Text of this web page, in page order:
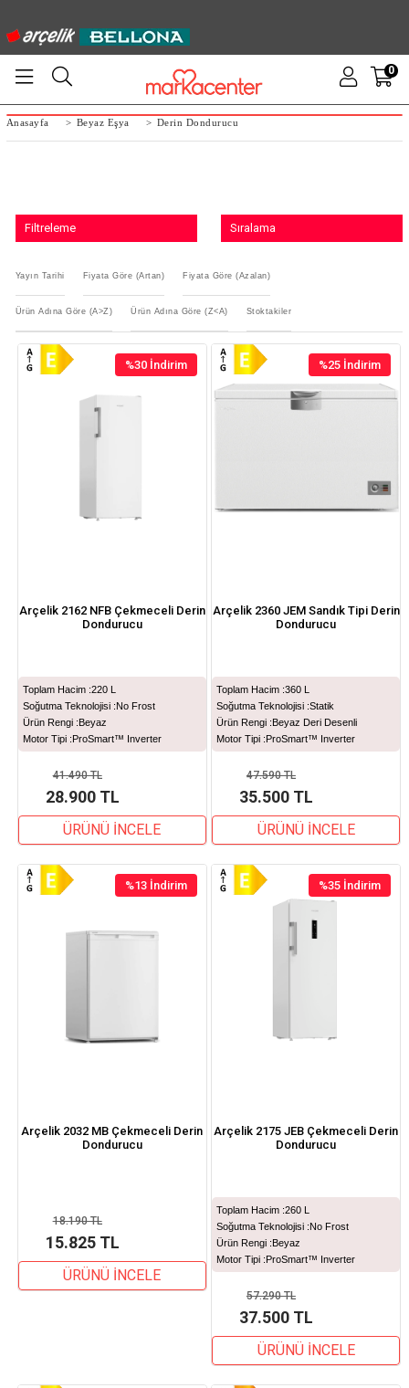
0
Anasayfa > Beyaz Eşya > Derin Dondurucu
Filtreleme Sıralama
Yayın Tarihi Fiyata Göre (Artan) Fiyata Göre (Azalan)
Ürün Adına Göre (A>Z) Ürün Adına Göre (Z<A) Stoktakiler
Arçelik 2162 NFB Çekmeceli Derin
Dondurucu
Toplam Hacim :220 L
Soğutma Teknolojisi :No Frost
Ürün Rengi :Beyaz
Motor Tipi :ProSmart™ Inverter
28.900 TL
41.490 TL
ÜRÜNÜ İNCELE
%30 İndirim
Arçelik 2360 JEM Sandık Tipi Derin
Dondurucu
Toplam Hacim :360 L
Soğutma Teknolojisi :Statik
Ürün Rengi :Beyaz Deri Desenli
Motor Tipi :ProSmart™ Inverter
35.500 TL
47.590 TL
ÜRÜNÜ İNCELE
%25 İndirim
%25İndirim
Arçelik 2032 MB Çekmeceli Derin
Dondurucu
15.825 TL
18.190 TL
ÜRÜNÜ İNCELE
%13 İndirim
Arçelik 2175 JEB Çekmeceli Derin
Dondurucu
Toplam Hacim :260 L
Soğutma Teknolojisi :No Frost
Ürün Rengi :Beyaz
Motor Tipi :ProSmart™ Inverter
37.500 TL
57.290 TL
ÜRÜNÜ İNCELE
%35 İndirim